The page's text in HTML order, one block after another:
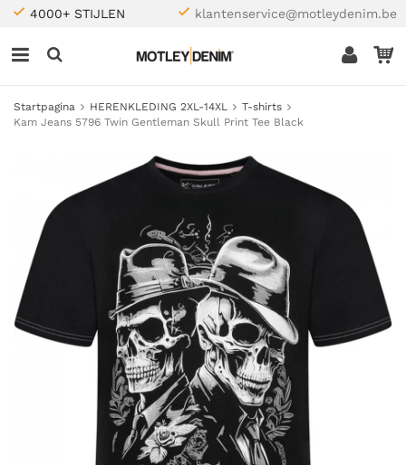
4000+ STIJLEN klantenservice@motleydenim.be
Startpagina HERENKLEDING 2XL-14XL
T-shirts
Kam Jeans 5796 Twin Gentleman Skull Print Tee Black